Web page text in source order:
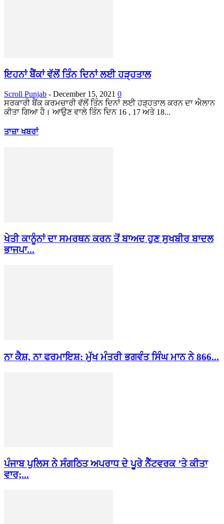
ਇਹਨਾਂ ਬੈਂਕਾਂ ਵੱਲੋਂ ਤਿੰਨ ਦਿਨਾਂ ਲਈ ਹੜ੍ਹਤਾਲ
Scroll Punjab - December 15, 2021 0
ਸਰਕਾਰੀ ਬੈਂਕ ਕਰਮਚਾਰੀ ਵੱਲੋਂ ਤਿੰਨ ਦਿਨਾਂ ਲਈ ਹੜ੍ਹਤਾਲ ਕਰਨ ਦਾ ਐਲਾਨ
ਕੀਤਾ ਗਿਆ ਹੈ। ਆਉਣ ਵਾਲੇ ਤਿੰਨ ਦਿਨ 16 , 17 ਅਤੇ 18...
ਤਾਜ਼ਾ ਖਬਰਾਂ
ਖੇਤੀ ਕਾਨੂੰਨਾਂ ਦਾ ਸਮਰਥਨ ਕਰਨ ਤੋਂ ਬਾਅਦ ਹੁਣ ਸੁਖਬੀਰ ਬਾਦਲ
ਭਾਜਪਾ...
ਨਾ ਕੈਸ਼, ਨਾ ਫਰਮਾਇਸ਼: ਮੁੱਖ ਮੰਤਰੀ ਭਗਵੰਤ ਸਿੰਘ ਮਾਨ ਨੇ 866...
ਪੰਜਾਬ ਪੁਲਿਸ ਨੇ ਸੰਗਠਿਤ ਅਪਰਾਧ ਦੇ ਪੂਰੇ ਨੈੱਟਵਰਕ ’ਤੇ ਕੀਤਾ
ਵਾਰ;...